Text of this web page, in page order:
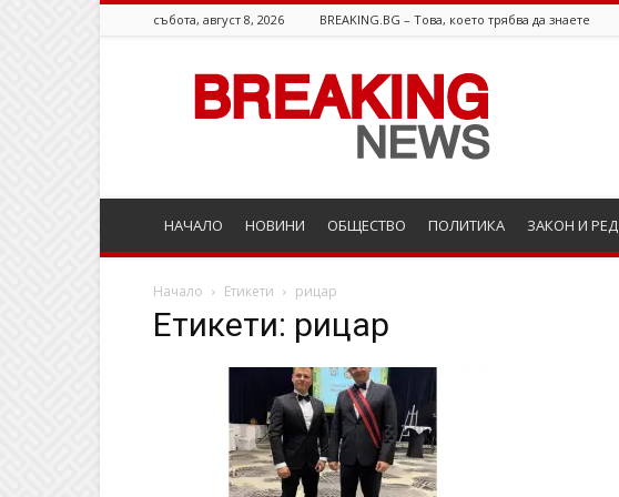
събота, август 8, 2026 BREAKING.BG – Това, което трябва да знаете
Breaking.bg
НАЧАЛО НОВИНИ ОБЩЕСТВО ПОЛИТИКА ЗАКОН И РЕД
Начало Етикети рицар
Етикети: рицар